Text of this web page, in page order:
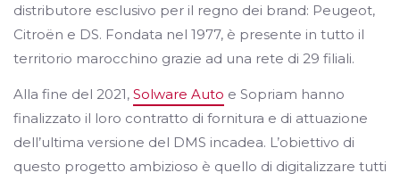
distributore esclusivo per il regno dei brand: Peugeot,
Citroën e DS. Fondata nel 1977, è presente in tutto il
territorio marocchino grazie ad una rete di 29 filiali.
Alla fine del 2021, Solware Auto e Sopriam hanno
finalizzato il loro contratto di fornitura e di attuazione
dell’ultima versione del DMS incadea. L’obiettivo di
questo progetto ambizioso è quello di digitalizzare tutti